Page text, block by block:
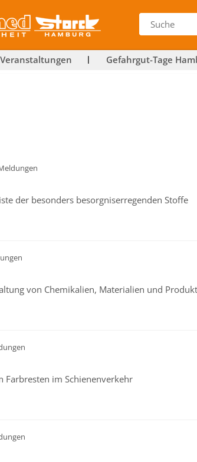
Veranstaltungen Gefahrgut-Tage
der besonders besorgniserregenden Stoffe
von Chemikalien, Materialien und
im Schienenverkehr